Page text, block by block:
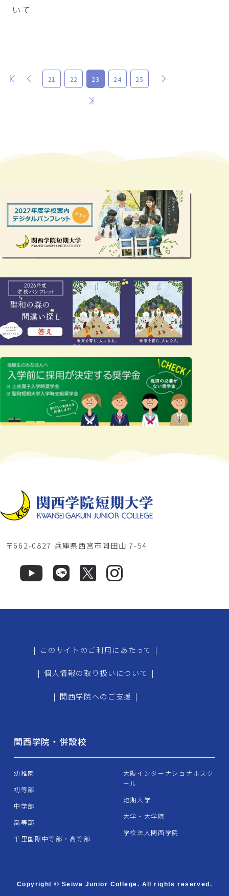
いて
最初 前 21 22 23 24 25
最後
〒662-0827 兵庫県西宮市岡田山 7-54
| このサイトのご利用にあたって |
| 個人情報の取り扱いについて |
| 関西学院へのご支援 |
関西学院・併設校
幼稚園
初等部
中学部
高等部
千里国際中等部・高等部
大阪インターナショナルスク
ール
短期大学
大学・大学院
学校法人関西学院
Copyright © Seiwa Junior College. All rights reserved.